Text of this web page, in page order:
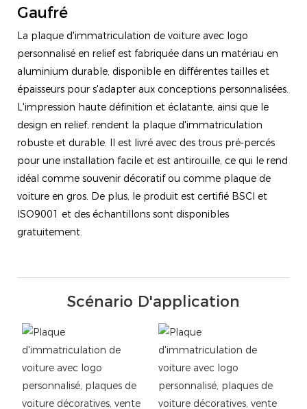
Gaufré
La plaque d'immatriculation de voiture avec logo
personnalisé en relief est fabriquée dans un matériau en
aluminium durable, disponible en différentes tailles et
épaisseurs pour s'adapter aux conceptions personnalisées.
L'impression haute définition et éclatante, ainsi que le
design en relief, rendent la plaque d'immatriculation
robuste et durable. Il est livré avec des trous pré-percés
pour une installation facile et est antirouille, ce qui le rend
idéal comme souvenir décoratif ou comme plaque de
voiture en gros. De plus, le produit est certifié BSCI et
ISO9001 et des échantillons sont disponibles
gratuitement.
Scénario D'application